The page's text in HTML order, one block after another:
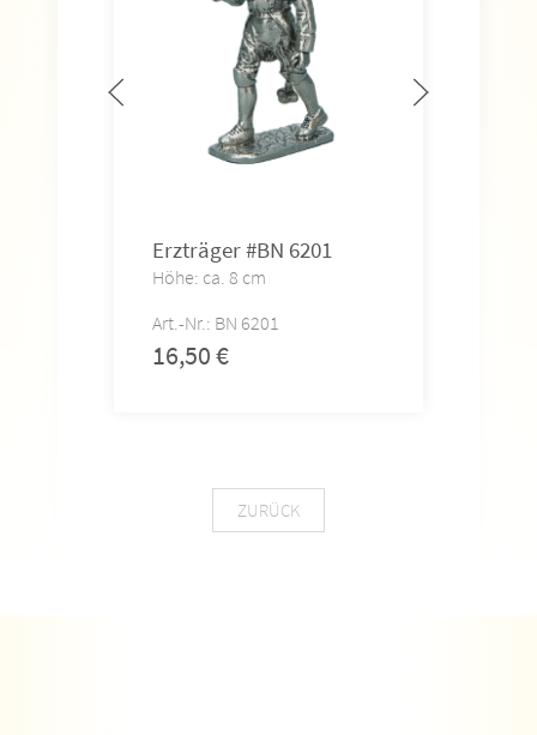
Erzträger #BN 6201
Höhe: ca. 8 cm
Art.-Nr.: BN 6201
16,50€
ZURÜCK